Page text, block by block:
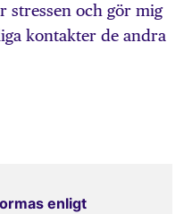
stressen och gör mig
kontakter de andra
enligt